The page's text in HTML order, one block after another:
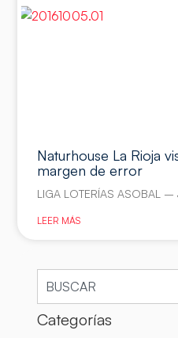
Naturhouse La Rioja
margen de error
LIGA LOTERÍAS ASOBAL
LEER MÁS
Categorías